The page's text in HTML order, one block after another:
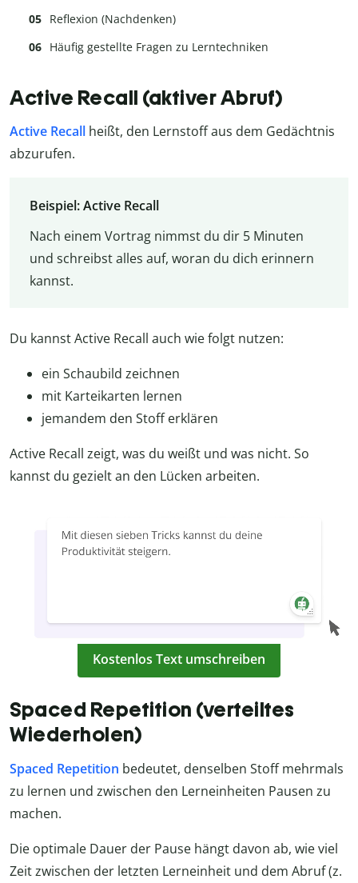
Reflexion (Nachdenken)
Häufig gestellte Fragen zu Lerntechniken
Active Recall (aktiver Abruf)
Active Recall heißt, den Lernstoff aus dem Gedächtnis
abzurufen.
Beispiel: Active Recall
Nach einem Vortrag nimmst du dir 5 Minuten
und schreibst alles auf, woran du dich erinnern
kannst.
Du kannst Active Recall auch wie folgt nutzen:
ein Schaubild zeichnen
mit Karteikarten lernen
jemandem den Stoff erklären
Active Recall zeigt, was du weißt und was nicht. So
kannst du gezielt an den Lücken arbeiten.
Kostenlos Text umschreiben
Spaced Repetition (verteiltes
Wiederholen)
Spaced Repetition bedeutet, denselben Stoff mehrmals
zu lernen und zwischen den Lerneinheiten Pausen zu
machen.
Die optimale Dauer der Pause hängt davon ab, wie viel
Zeit zwischen der letzten Lerneinheit und dem Abruf (z.